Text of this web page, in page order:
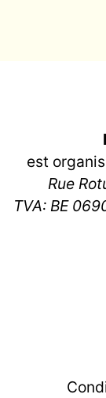
est
Rue
TVA: BE